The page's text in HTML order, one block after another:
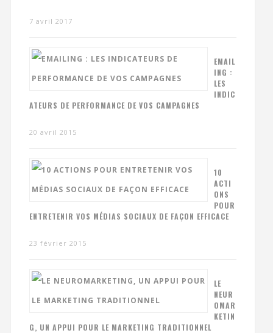
7 avril 2017
EMAIL
ING :
LES
INDIC
ATEURS DE PERFORMANCE DE VOS CAMPAGNES
20 avril 2015
10
ACTI
ONS
POUR
ENTRETENIR VOS MÉDIAS SOCIAUX DE FAÇON EFFICACE
23 février 2015
LE
NEUR
OMAR
KETIN
G, UN APPUI POUR LE MARKETING TRADITIONNEL